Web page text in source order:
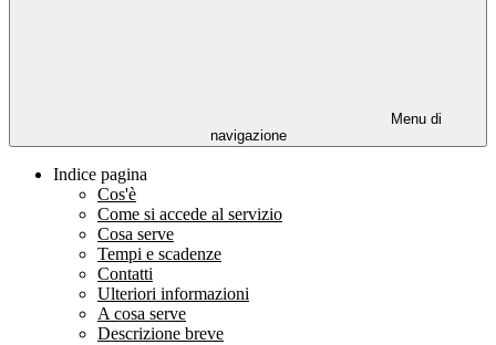
Menu di
navigazione
Indice pagina
Cos'è
Come si accede al servizio
Cosa serve
Tempi e scadenze
Contatti
Ulteriori informazioni
A cosa serve
Descrizione breve